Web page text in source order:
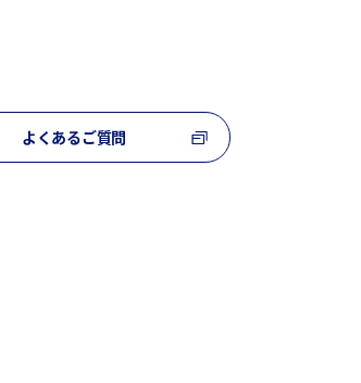
よくあるご質問